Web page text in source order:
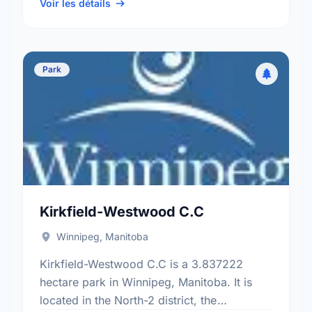
electoral ward.
Voir les détails
Park
Kirkfield-Westwood C.C
Winnipeg, Manitoba
Kirkfield-Westwood C.C is a 3.837222
hectare park in Winnipeg, Manitoba. It is
located in the North-2 district, the